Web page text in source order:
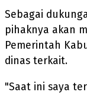
Sebagai
pihaknya akan
Pemerintah
dinas terkait.
"Saat ini saya